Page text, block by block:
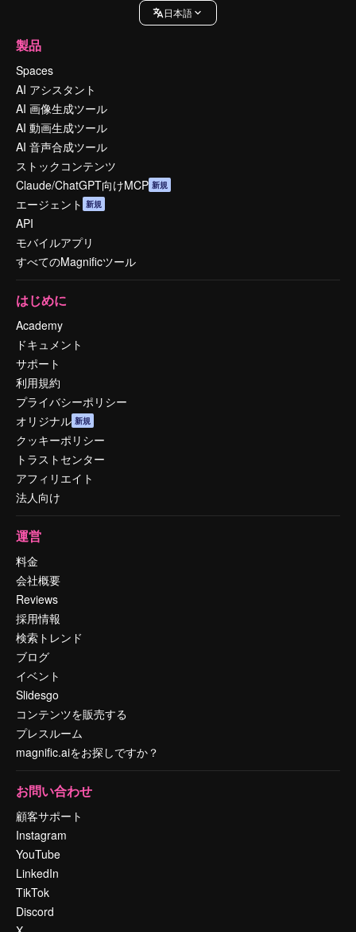
日本語
製品
Spaces
AI アシスタント
AI 画像生成ツール
AI 動画生成ツール
AI 音声合成ツール
ストックコンテンツ
Claude/ChatGPT向けMCP 新規
エージェント 新規
API
モバイルアプリ
すべてのMagnificツール
はじめに
Academy
ドキュメント
サポート
利用規約
プライバシーポリシー
オリジナル 新規
クッキーポリシー
トラストセンター
アフィリエイト
法人向け
運営
料金
会社概要
Reviews
採用情報
検索トレンド
ブログ
イベント
Slidesgo
コンテンツを販売する
プレスルーム
magnific.aiをお探しですか？
お問い合わせ
顧客サポート
Instagram
YouTube
LinkedIn
TikTok
Discord